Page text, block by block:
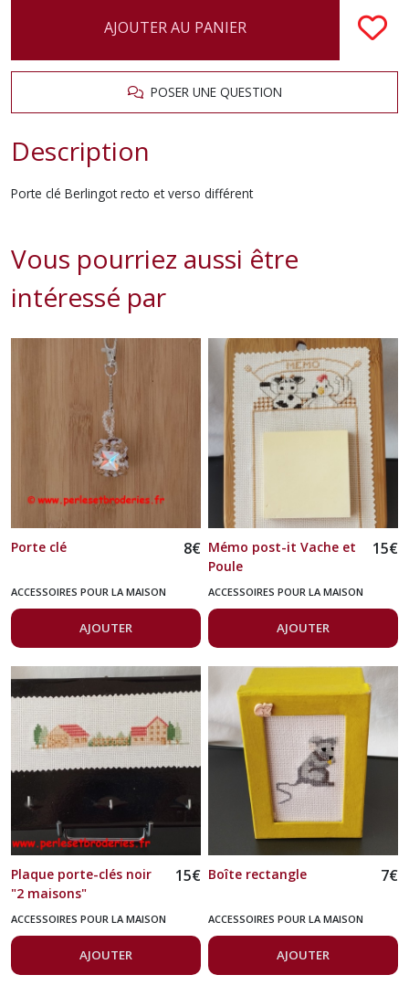
AJOUTER AU PANIER
POSER UNE QUESTION
Description
Porte clé Berlingot recto et verso différent
Vous pourriez aussi être
intéressé par
Porte clé 8€
ACCESSOIRES POUR LA MAISON
AJOUTER
Mémo post-it Vache et
Poule
15€
ACCESSOIRES POUR LA MAISON
AJOUTER
Plaque porte-clés noir
"2 maisons"
15€
ACCESSOIRES POUR LA MAISON
AJOUTER
Boîte rectangle 7€
ACCESSOIRES POUR LA MAISON
AJOUTER